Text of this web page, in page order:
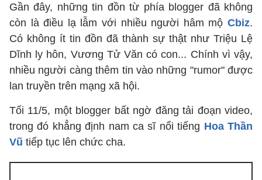
Gần đây, những tin đồn từ phía blogger đã không
còn là điều lạ lẫm với nhiều người hâm mộ Cbiz.
Có không ít tin đồn đã thành sự thật như Triệu Lệ
Dĩnh ly hôn, Vương Tử Văn có con... Chính vì vậy,
nhiều người càng thêm tin vào những "rumor" được
lan truyền trên mạng xã hội.
Tối 11/5, một blogger bất ngờ đăng tải đoạn video,
trong đó khẳng định nam ca sĩ nổi tiếng Hoa Thần
Vũ tiếp tục lên chức cha.